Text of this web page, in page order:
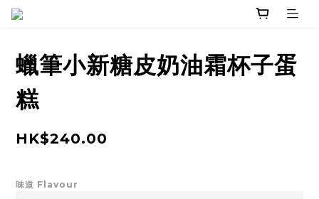
蠟筆小新糖皮奶油霜杯子蛋
糕
HK$240.00
味道 Flavour